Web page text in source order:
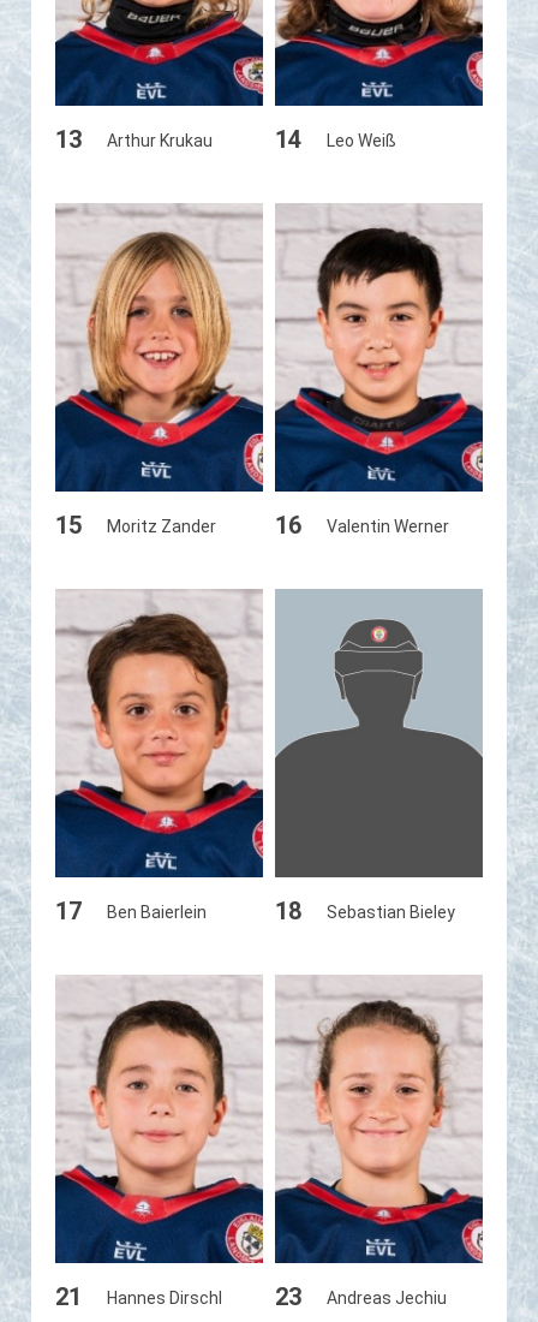
13 Arthur Krukau 14 Leo Weiß
15 Moritz Zander 16 Valentin Werner
17 Ben Baierlein 18 Sebastian Bieley
21 Hannes Dirschl 23 Andreas Jechiu